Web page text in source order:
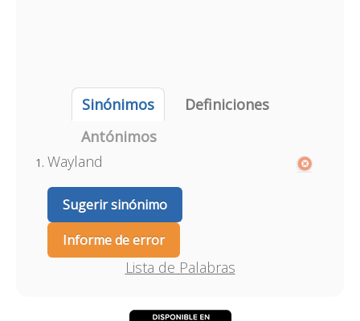
Sinónimos
Definiciones
Antónimos
Wayland
Sugerir sinónimo
Informe de error
Lista de Palabras